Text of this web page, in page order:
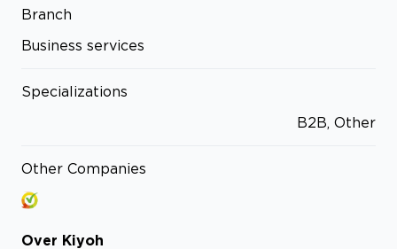
Branch
Business services
Specializations
B2B, Other
Other Companies
Over Kiyoh